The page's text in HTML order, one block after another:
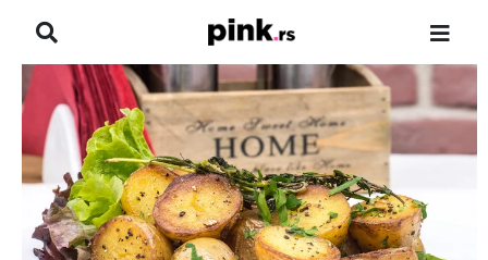
NASLOVNA
VESTI
ZADRUGA
SHOWBIZ